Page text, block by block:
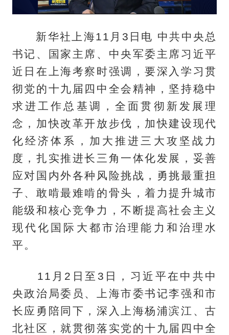
新华社上海11月3日电 中共中央总
书记、国家主席、中央军委主席习近平
近日在上海考察时强调，要深入学习贯
彻党的十九届四中全会精神，坚持稳中
求进工作总基调，全面贯彻新发展理
念，加快改革开放步伐，加快建设现代
化经济体系，加大推进三大攻坚战力
度，扎实推进长三角一体化发展，妥善
应对国内外各种风险挑战，勇挑最重担
子、敢啃最难啃的骨头，着力提升城市
能级和核心竞争力，不断提高社会主义
现代化国际大都市治理能力和治理水
平。
11月2日至3日，习近平在中共中
央政治局委员、上海市委书记李强和市
长应勇陪同下，深入上海杨浦滨江、古
北社区，就贯彻落实党的十九届四中全